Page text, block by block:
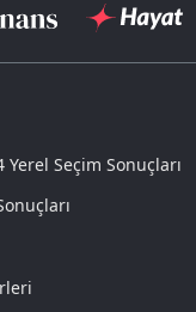
Seçim Sonuçları